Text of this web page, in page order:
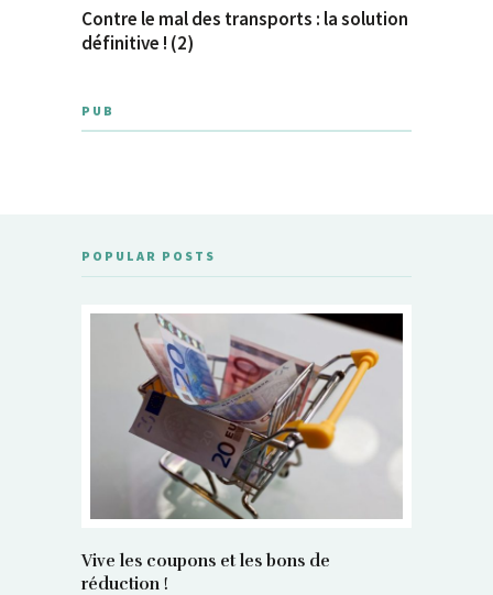
Contre le mal des transports : la solution
définitive ! (2)
PUB
POPULAR POSTS
Vive les coupons et les bons de
réduction !